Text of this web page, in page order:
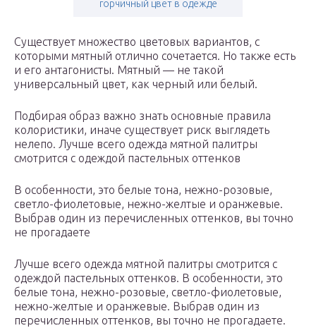
горчичный цвет в одежде
Существует множество цветовых вариантов, с
которыми мятный отлично сочетается. Но также есть
и его антагонисты. Мятный — не такой
универсальный цвет, как черный или белый.
Подбирая образ важно знать основные правила
колористики, иначе существует риск выглядеть
нелепо. Лучше всего одежда мятной палитры
смотрится с одеждой пастельных оттенков
В особенности, это белые тона, нежно-розовые,
светло-фиолетовые, нежно-желтые и оранжевые.
Выбрав один из перечисленных оттенков, вы точно
не прогадаете
Лучше всего одежда мятной палитры смотрится с
одеждой пастельных оттенков. В особенности, это
белые тона, нежно-розовые, светло-фиолетовые,
нежно-желтые и оранжевые. Выбрав один из
перечисленных оттенков, вы точно не прогадаете.